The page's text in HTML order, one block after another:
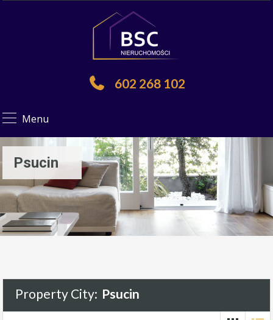
602 268 102
Menu
Psucin
Property City: Psucin